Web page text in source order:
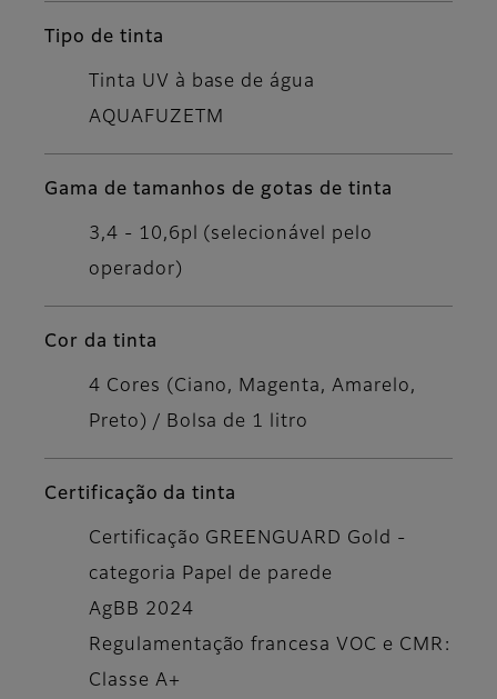
Tipo de tinta
Tinta UV à base de água
AQUAFUZETM
Gama de tamanhos de gotas de tinta
3,4 - 10,6pl (selecionável pelo
operador)
Cor da tinta
4 Cores (Ciano, Magenta, Amarelo,
Preto) / Bolsa de 1 litro
Certificação da tinta
Certificação GREENGUARD Gold -
categoria Papel de parede
AgBB 2024
Regulamentação francesa VOC e CMR:
Classe A+